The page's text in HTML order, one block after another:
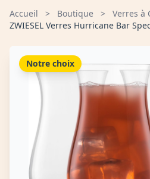
Accueil > Boutique > Verres à
ZWIESEL Verres Hurricane Bar
Notre choix